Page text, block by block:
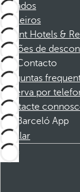
Afiliados
Parceiros
Dorint Hotels &
Cupões de
Contacto
Perguntas
Reserva por
Contacte
Barceló App
Instalar